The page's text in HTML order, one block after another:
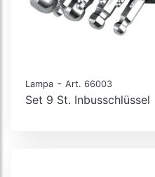
Lampa - Art. 66003
Set 9 St. Inbusschlüssel